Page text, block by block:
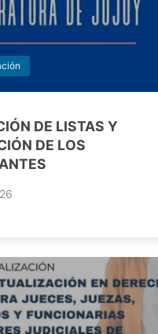
DE LISTAS Y
DE LOS